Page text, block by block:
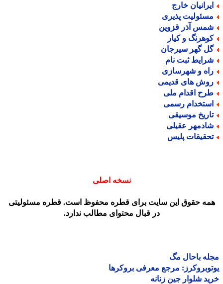
خارج
پذیری
آذر قزوین
و کیار
گهر سیرجان
ثبت نام
و شهرسازی
های قدیمی
اقدام ملی
رسمی
موسیقی
عقیلی
پلیس
نسخه اصلی
حقوق این سایت برای قطره محفوظ است. قطره مسئولیتی
در قبال محتوای مطالب ندارد.
باحال مگ
مرجع معرفی بروکرها
شلوار جین زنانه